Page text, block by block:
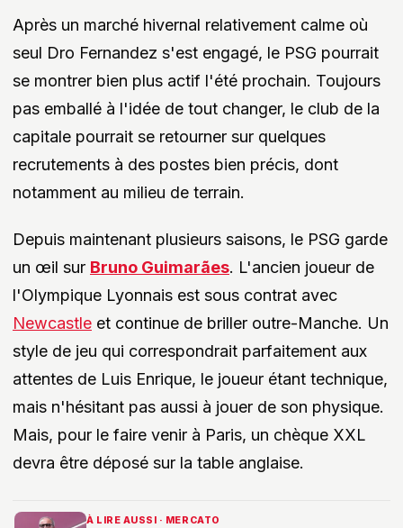
Après un marché hivernal relativement calme où
seul Dro Fernandez s'est engagé, le PSG pourrait
se montrer bien plus actif l'été prochain. Toujours
pas emballé à l'idée de tout changer, le club de la
capitale pourrait se retourner sur quelques
recrutements à des postes bien précis, dont
notamment au milieu de terrain.
Depuis maintenant plusieurs saisons, le PSG garde
un œil sur Bruno Guimarães. L'ancien joueur de
l'Olympique Lyonnais est sous contrat avec
Newcastle et continue de briller outre-Manche. Un
style de jeu qui correspondrait parfaitement aux
attentes de Luis Enrique, le joueur étant technique,
mais n'hésitant pas aussi à jouer de son physique.
Mais, pour le faire venir à Paris, un chèque XXL
devra être déposé sur la table anglaise.
À LIRE AUSSI · MERCATO